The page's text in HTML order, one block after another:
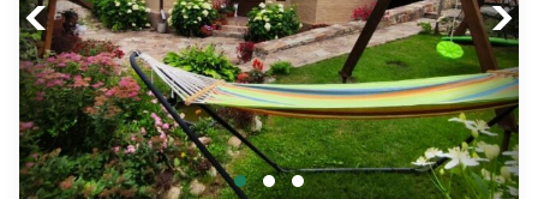
Previous Next